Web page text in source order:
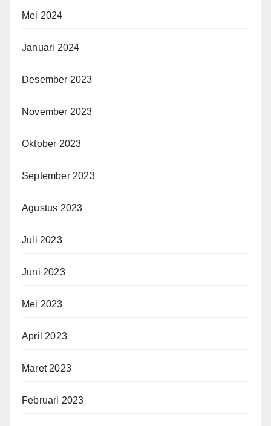
Mei 2024
Januari 2024
Desember 2023
November 2023
Oktober 2023
September 2023
Agustus 2023
Juli 2023
Juni 2023
Mei 2023
April 2023
Maret 2023
Februari 2023